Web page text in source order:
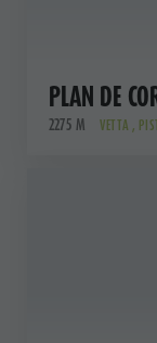
PLAN DE
2275 M VETTA ,